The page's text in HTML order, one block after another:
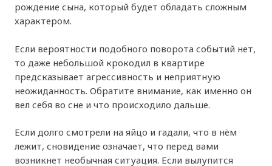
рождение сына, который будет обладать сложным
характером.
Если вероятности подобного поворота событий нет,
то даже небольшой крокодил в квартире
предсказывает агрессивность и неприятную
неожиданность. Обратите внимание, как именно он
вел себя во сне и что происходило дальше.
Если долго смотрели на яйцо и гадали, что в нём
лежит, сновидение означает, что перед вами
возникнет необычная ситуация. Если вылупится